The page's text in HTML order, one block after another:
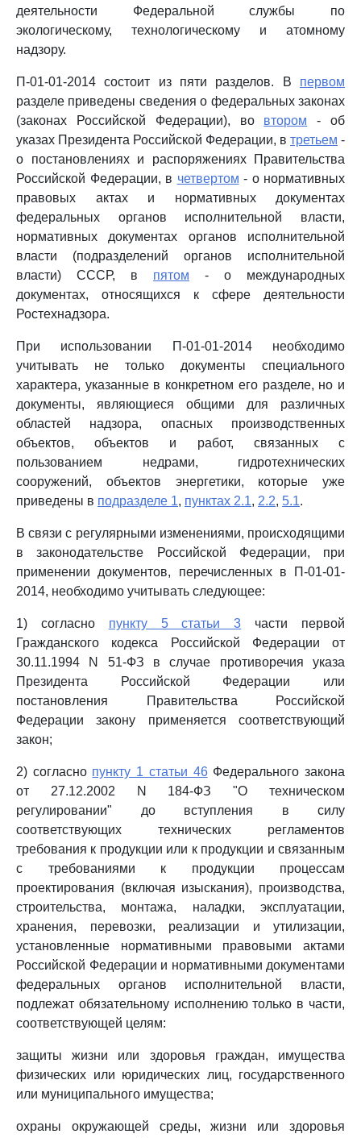
деятельности Федеральной службы по
экологическому, технологическому и атомному
надзору.
П-01-01-2014 состоит из пяти разделов. В первом
разделе приведены сведения о федеральных законах
(законах Российской Федерации), во втором - об
указах Президента Российской Федерации, в третьем -
о постановлениях и распоряжениях Правительства
Российской Федерации, в четвертом - о нормативных
правовых актах и нормативных документах
федеральных органов исполнительной власти,
нормативных документах органов исполнительной
власти (подразделений органов исполнительной
власти) СССР, в пятом - о международных
документах, относящихся к сфере деятельности
Ростехнадзора.
При использовании П-01-01-2014 необходимо
учитывать не только документы специального
характера, указанные в конкретном его разделе, но и
документы, являющиеся общими для различных
областей надзора, опасных производственных
объектов, объектов и работ, связанных с
пользованием недрами, гидротехнических
сооружений, объектов энергетики, которые уже
приведены в подразделе 1, пунктах 2.1, 2.2, 5.1.
В связи с регулярными изменениями, происходящими
в законодательстве Российской Федерации, при
применении документов, перечисленных в П-01-01-
2014, необходимо учитывать следующее:
1) согласно пункту 5 статьи 3 части первой
Гражданского кодекса Российской Федерации от
30.11.1994 N 51-ФЗ в случае противоречия указа
Президента Российской Федерации или
постановления Правительства Российской
Федерации закону применяется соответствующий
закон;
2) согласно пункту 1 статьи 46Федерального закона
от 27.12.2002 N 184-ФЗ "О техническом
регулировании" до вступления в силу
соответствующих технических регламентов
требования к продукции или к продукции и связанным
с требованиями к продукции процессам
проектирования (включая изыскания), производства,
строительства, монтажа, наладки, эксплуатации,
хранения, перевозки, реализации и утилизации,
установленные нормативными правовыми актами
Российской Федерации и нормативными документами
федеральных органов исполнительной власти,
подлежат обязательному исполнению только в части,
соответствующей целям:
защиты жизни или здоровья граждан, имущества
физических или юридических лиц, государственного
или муниципального имущества;
охраны окружающей среды, жизни или здоровья